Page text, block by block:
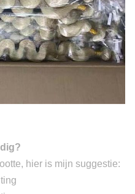
hier is mijn suggestie: